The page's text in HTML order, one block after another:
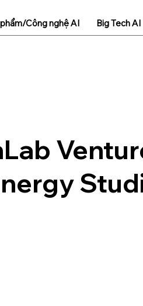
Công nghệ AI Big Tech AI